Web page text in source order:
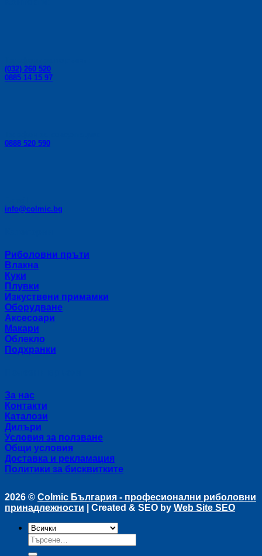
(032) 260 520
0885 14 15 97
0888 520 590
info@colmic.bg
Риболовни пръти
Влакна
Куки
Плувки
Изкуствени примамки
Оборудване
Аксесоари
Макари
Облекло
Подхранки
За нас
Контакти
Каталози
Дилъри
Условия за ползване
Общи условия
Доставка и рекламация
Политики за бисквитките
2026 © Colmic България - професионални риболовни
принадлежности | Created & SEO by Web Site SEO
Търсене
за: